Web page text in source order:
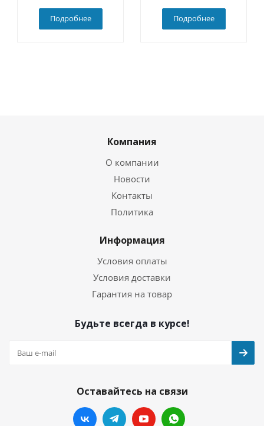
Подробнее Подробнее
Компания
О компании
Новости
Контакты
Политика
Информация
Условия оплаты
Условия доставки
Гарантия на товар
Будьте всегда в курсе!
Оставайтесь на связи